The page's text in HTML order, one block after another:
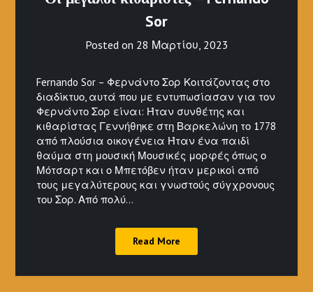
Sor
Posted on 28 Μαρτίου, 2023
Fernando Sor – Φερνάντο Σορ Κοιτάζοντας στο
διαδίκτυο, αυτά που με εντυπωσίασαν για τον
Φερνάντο Σορ είναι: Ήταν συνθέτης και
κιθαρίστας Γεννήθηκε στη Βαρκελώνη το 1778
από πλούσια οικογένεια Ήταν ένα παιδί
θαύμα στη μουσική Μουσικές μορφές όπως ο
Μότσαρτ και ο Μπετόβεν ήταν μερικοί από
τους μεγαλύτερους και γνωστούς σύγχρονους
του Σορ. Από πολύ…
Read More